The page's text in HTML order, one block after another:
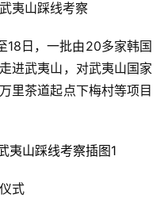
夷山踩线考察
18日，一批由20多家韩国
进武夷山，对武夷山国家
里茶道起点下梅村等项目
式